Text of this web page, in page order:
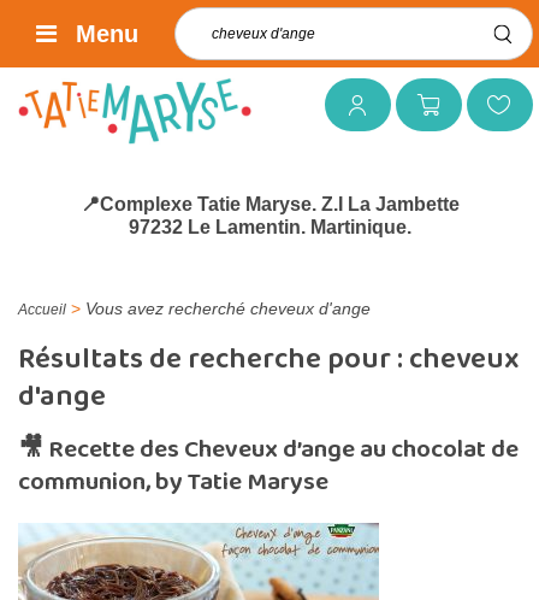
Mon compteMon panierMes favoris
Rechercher :
Menu
📍Complexe Tatie Maryse. Z.I La Jambette
97232 Le Lamentin. Martinique.
Accueil > Vous avez recherché cheveux d'ange
Résultats de recherche pour :cheveux
d'ange
🎥 Recette des Cheveux d’ange au chocolat de
communion, by Tatie Maryse